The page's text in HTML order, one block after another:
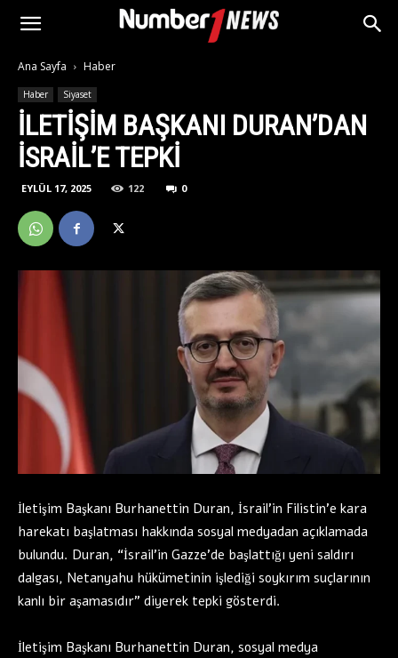
Ana Sayfa Haber
Haber Siyaset
İLETIŞIM BAŞKANI DURAN’DAN
İSRAIL’E TEPKI
EYLÜL 17, 2025 122 0
İletişim Başkanı Burhanettin Duran, İsrail’in Filistin’e kara
harekatı başlatması hakkında sosyal medyadan açıklamada
bulundu. Duran, “İsrail’in Gazze’de başlattığı yeni saldırı
dalgası, Netanyahu hükümetinin işlediği soykırım suçlarının
kanlı bir aşamasıdır” diyerek tepki gösterdi.
İletişim Başkanı Burhanettin Duran, sosyal medya